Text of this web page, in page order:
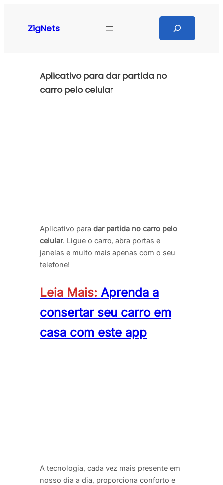
ZigNets
Aplicativo para dar partida no
carro pelo celular
Aplicativo para dar partida no carro pelo
celular. Ligue o carro, abra portas e
janelas e muito mais apenas com o seu
telefone!
Leia Mais: Aprenda a
consertar seu carro em
casa com este app
A tecnologia, cada vez mais presente em
nosso dia a dia, proporciona conforto e